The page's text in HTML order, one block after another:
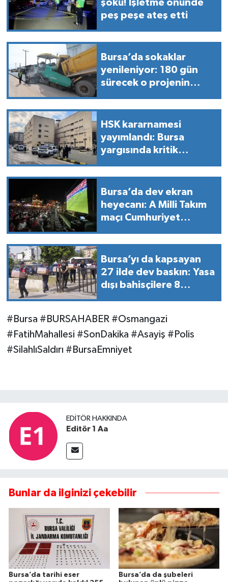
şoku! İşletme önünde
peş peşe ateş etti
Bursa’da sokaklar
yenileniyor: 180 gün
sürecek o projenin
HSK kararnamesi
yayımlandı: Bursa
yargısında kritik
Bursa’da dev ekran
heyecanı: A Milli Takım
maçı Cumhuriyet
Bursa’yı da kapsayan
27 ilde dev baskın: Yasa
dışı bahisçilere 8
#Bursa #BURSAHABER #Osmangazi
#FatihMahallesi #SonDakika #Asayiş #Polis
#SilahlıSaldırı #BursaEmniyet
EDITÖR HAKKINDA
Editör 1 Aa
Bunlar da ilginizi çekebilir
Bursa’da tarihi eser
Bursa’da da şubeleri